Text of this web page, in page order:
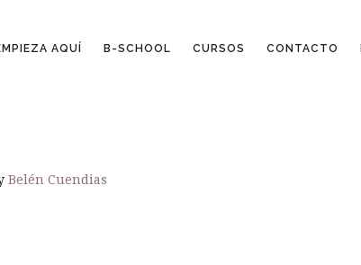
AQUÍ B-SCHOOL CURSOS CONTACTO
Belén Cuendias